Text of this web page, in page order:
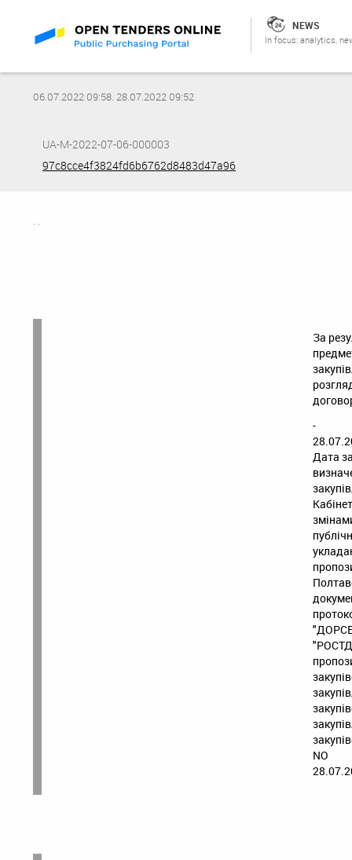
NEWS
In focus: analytics,
06.07.2022 09:58. 28.07.2022 09:52
UA-M-2022-07-06-000003
97c8cce4f3824fd6b6762d8483d47a96
. .
За
-
Дата
NO